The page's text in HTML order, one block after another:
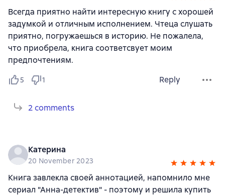
Всегда приятно найти интересную книгу с хорошей
задумкой и отличным исполнением. Чтеца слушать
приятно, погружаешься в историю. Не пожалела,
что приобрела, книга соответсвует моим
предпочтениям.
5 1 Reply
2 comments
Катерина
20 November 2023
Книга завлекла своей аннотацией, напомнило мне
сериал "Анна-детектив" - поэтому и решила купить